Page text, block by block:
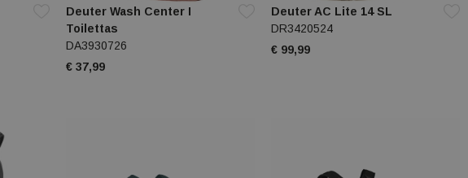
Deuter Wash Center I
Toilettas
DA3930726
€ 37,99
Deuter AC Lite 14 SL
DR3420524
€ 99,99